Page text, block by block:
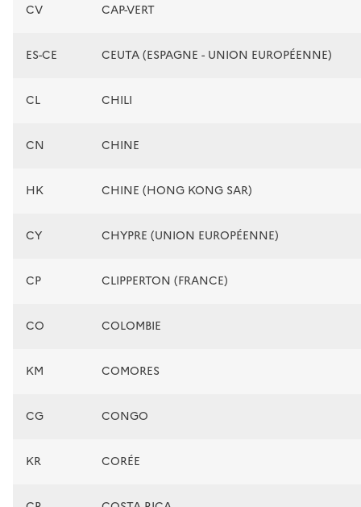
CV CAP-VERT
ES-CE CEUTA (ESPAGNE - UNION EUROPÉENNE)
CL CHILI
CN CHINE
HK CHINE (HONG KONG SAR)
CY CHYPRE (UNION EUROPÉENNE)
CP CLIPPERTON (FRANCE)
CO COLOMBIE
KM COMORES
CG CONGO
KR CORÉE